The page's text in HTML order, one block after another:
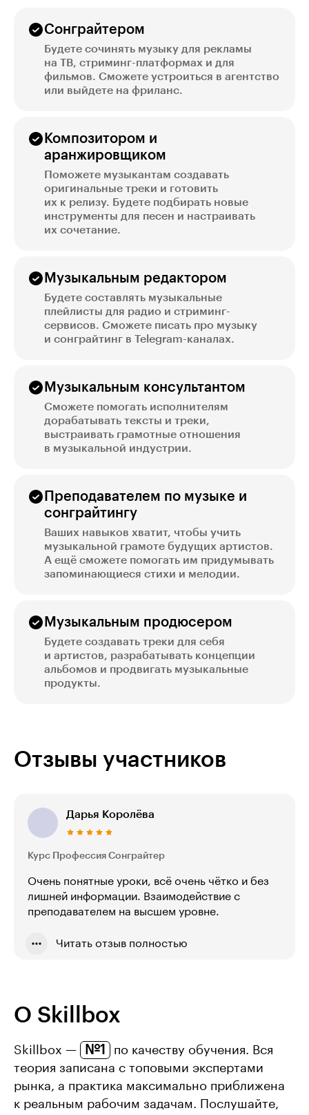
Сонграйтером
Будете сочинять музыку для рекламы
на ТВ, стриминг-платформах и для
фильмов. Сможете устроиться в агентство
или выйдете на фриланс.
Композитором и
аранжировщиком
Поможете музыкантам создавать
оригинальные треки и готовить
их к релизу. Будете подбирать новые
инструменты для песен и настраивать
их сочетание.
Музыкальным редактором
Будете составлять музыкальные
плейлисты для радио и стриминг-
сервисов. Сможете писать про музыку
и сонграйтинг в Telegram-каналах.
Музыкальным консультантом
Сможете помогать исполнителям
дорабатывать тексты и треки,
выстраивать грамотные отношения
в музыкальной индустрии.
Преподавателем по музыке и
сонграйтингу
Ваших навыков хватит, чтобы учить
музыкальной грамоте будущих артистов.
А ещё сможете помогать им придумывать
запоминающиеся стихи и мелодии.
Музыкальным продюсером
Будете создавать треки для себя
и артистов, разрабатывать концепции
альбомов и продвигать музыкальные
продукты.
Отзывы участников
Дарья Королёва
Курс Профессия Сонграйтер
Очень понятные уроки, всё очень чётко и без
лишней информации. Взаимодействие с
преподавателем на высшем уровне.
Читать отзыв полностью
О Skillbox
Skillbox — №1
по качеству обучения. Вся
теория записана с топовыми экспертами
рынка, а практика максимально приближена
к реальным рабочим задачам. Послушайте,